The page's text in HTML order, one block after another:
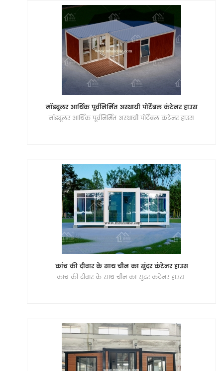
मॉड्यूलर आर्थिक पूर्वनिर्मित अस्थायी पोर्टेबल कंटेनर हाउस
मॉड्यूलर आर्थिक पूर्वनिर्मित अस्थायी पोर्टेबल कंटेनर हाउस
कांच की दीवार के साथ चीन का सुंदर कंटेनर हाउस
कांच की दीवार के साथ चीन का सुंदर कंटेनर हाउस